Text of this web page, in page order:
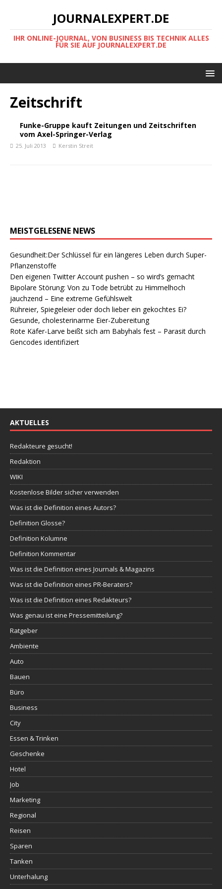
JOURNALEXPERT.DE
IHR ONLINE-JOURNAL, VON BUSINESS BIS TECHNIK ALLES
FÜR SIE AUF JOURNALEXPERT.DE
Zeitschrift
Funke-Gruppe kauft Zeitungen und Zeitschriften
vom Axel-Springer-Verlag
25. Juli 2013 Kerstin Streit
MEISTGELESENE NEWS
Gesundheit:Der Schlüssel für ein längeres Leben durch Super-
Pflanzenstoffe
Den eigenen Twitter Account pushen – so wird’s gemacht
Bipolare Störung: Von zu Tode betrübt zu Himmelhoch
jauchzend – Eine extreme Gefühlswelt
Rühreier, Spiegeleier oder doch lieber ein gekochtes Ei?
Gesunde, cholesterinarme Eier-Zubereitung
Rote Käfer-Larve beißt sich am Babyhals fest – Parasit durch
Gencodes identifiziert
AKTUELLES
Redakteure gesucht!
Redaktion
WIKI
Kostenlose Bilder sicher verwenden
Was ist die Definition eines Autors?
Definition Glosse?
Definition Kolumne
Definition Kommentar
Was ist die Definition eines Journals & Magazins
Was ist die Definition eines PR-Beraters?
Was ist die Definition eines Redakteurs?
Was genau ist eine Pressemitteilung?
Ratgeber
Ambiente
Auto
Bauen
Büro
Business
City
Essen & Trinken
Geschenke
Hotel
Job
Marketing
Regional
Reisen
Sparen
Tanken
Unterhalung